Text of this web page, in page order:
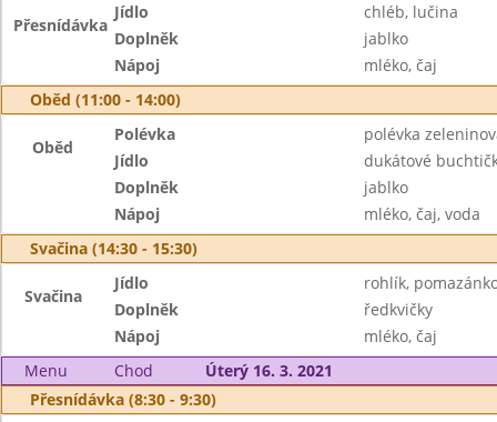
Přesnídávka
Jídlo
chléb, lučina
Doplněk
jablko
Nápoj
mléko, čaj
Oběd (11:00 - 14:00)
Oběd
Polévka
polévka
Jídlo
dukátové
Doplněk
jablko
Nápoj
mléko, čaj, voda
Svačina (14:30 - 15:30)
Svačina
Jídlo
rohlík,
Doplněk
ředkvičky
Nápoj
mléko, čaj
Menu
Chod
Úterý 16. 3. 2021
Přesnídávka (8:30 - 9:30)